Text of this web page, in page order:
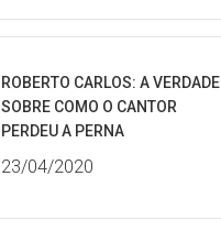
ROBERTO CARLOS: A VERDADE
SOBRE COMO O CANTOR
PERDEU A PERNA
23/04/2020